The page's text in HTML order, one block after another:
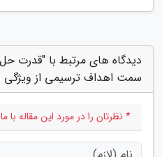
دیدگاه های مرتبط با "قدرت
سمت اهداف ترسیمی از ویژگی
* نظرتان را در مورد این مقاله با